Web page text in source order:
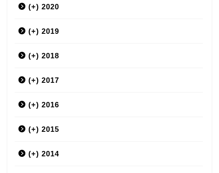
(+) 2020
3月
(+) 2019
12月
9月
7月
6月
5月
(+) 2018
12月
11月
10月
9月
(+) 2017
12月
11月
10月
(+) 2016
12月
11月
(+) 2015
12月
(+) 2014